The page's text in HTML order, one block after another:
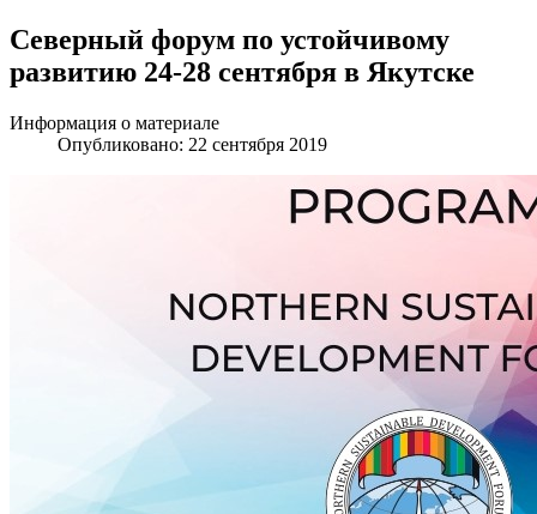
Северный форум по устойчивому
развитию 24-28 сентября в Якутске
Информация о материале
Опубликовано: 22 сентября 2019